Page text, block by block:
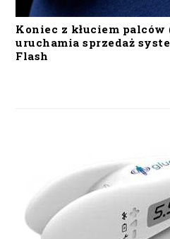
Koniec z kłuciem
uruchamia sprzedaż
Flash